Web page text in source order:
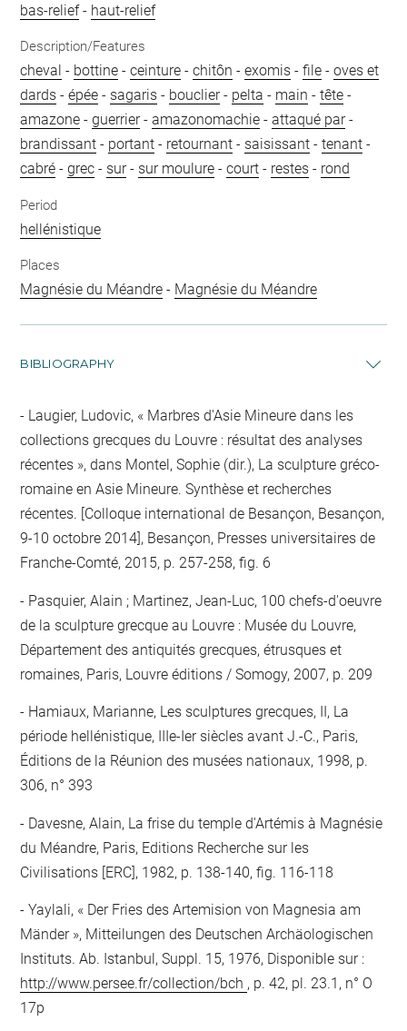
bas-relief- haut-relief
Description/Features
cheval - bottine -ceinture -chitôn -exomis -file -oves et
dards -épée - sagaris - bouclier- pelta - main -tête -
amazone -guerrier-amazonomachie -attaqué par-
brandissant - portant - retournant - saisissant -tenant -
cabré -grec - sur- sur moulure -court - restes - rond
Period
hellénistique
Places
Magnésie du Méandre - Magnésie du Méandre
BIBLIOGRAPHY
Laugier, Ludovic, « Marbres d'Asie Mineure dans les
collections grecques du Louvre : résultat des analyses
récentes », dans Montel, Sophie (dir.), La sculpture gréco-
romaine en Asie Mineure. Synthèse et recherches
récentes. [Colloque international de Besançon, Besançon,
9-10 octobre 2014], Besançon, Presses universitaires de
Franche-Comté, 2015, p. 257-258, fig. 6
Pasquier, Alain ; Martinez, Jean-Luc, 100 chefs-d'oeuvre
de la sculpture grecque au Louvre : Musée du Louvre,
Département des antiquités grecques, étrusques et
romaines, Paris, Louvre éditions / Somogy, 2007, p. 209
Hamiaux, Marianne, Les sculptures grecques, II, La
période hellénistique, IIIe-Ier siècles avant J.-C., Paris,
Éditions de la Réunion des musées nationaux, 1998, p.
306, n° 393
Davesne, Alain, La frise du temple d'Artémis à Magnésie
du Méandre, Paris, Editions Recherche sur les
Civilisations [ERC], 1982, p. 138-140, fig. 116-118
Yaylali, « Der Fries des Artemision von Magnesia am
Mänder », Mitteilungen des Deutschen Archäologischen
Instituts. Ab. Istanbul, Suppl. 15, 1976, Disponible sur :
http://www.persee.fr/collection/bch , p. 42, pl. 23.1, n° O
17p